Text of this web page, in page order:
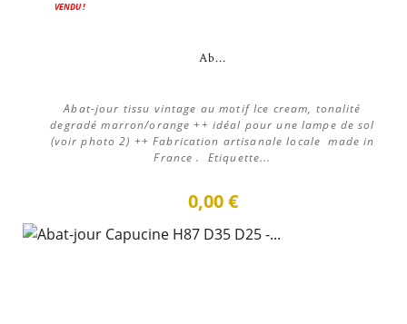
VENDU !
Ab...
Abat-jour tissu vintage au motif Ice cream, tonalité
degradé marron/orange ++ idéal pour une lampe de sol
(voir photo 2) ++ Fabrication artisanale locale made in
France . Etiquette...
0,00 €